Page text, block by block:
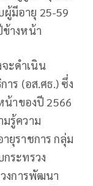
ผู้มีอายุ 25-59
างหน้า
ะดำเนิน
าร (อส.ศธ.) ซึ่ง
น้าของปี 2566
มรู้ความ
ยุราชการ กลุ่ม
ระทรวง
งการพัฒนา